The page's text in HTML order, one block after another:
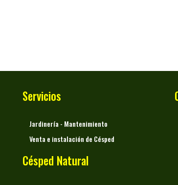
Servicios
Jardinería - Mantenimiento
Venta e instalación de Césped
Césped Natural